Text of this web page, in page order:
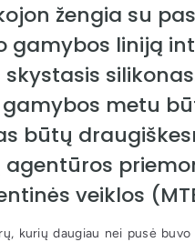
žengia su
gamybos liniją
metu
būtų
veiklos
kurių daugiau nei pusė